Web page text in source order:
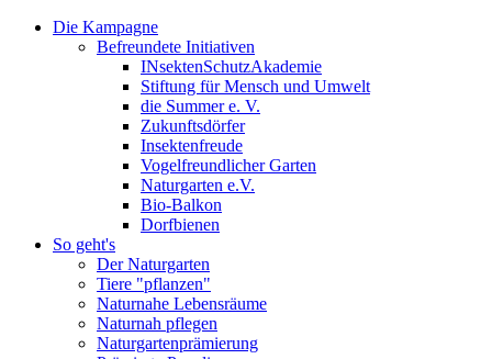
Die Kampagne
Befreundete Initiativen
INsektenSchutzAkademie
Stiftung für Mensch und Umwelt
die Summer e. V.
Zukunftsdörfer
Insektenfreude
Vogelfreundlicher Garten
Naturgarten e.V.
Bio-Balkon
Dorfbienen
So geht's
Der Naturgarten
Tiere "pflanzen"
Naturnahe Lebensräume
Naturnah pflegen
Naturgartenprämierung